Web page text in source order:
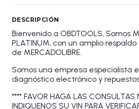
DESCRIPCIÓN
Bienvenido a OBDTOOLS, Somos
PLATINUM, con un amplio
de MERCADOLIBRE.
Somos una empresa especialista
diagnóstico electrónico y
**** FAVOR HAGA LAS CONSULTAS
INDIQUENOS SU VIN PARA